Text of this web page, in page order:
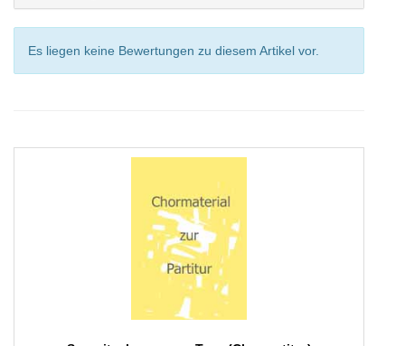
Es liegen keine Bewertungen zu diesem Artikel vor.